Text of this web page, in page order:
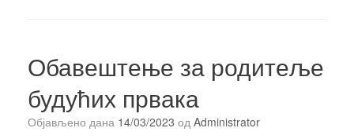
Обавештење за родитеље
будућих првака
Објављено дана 14/03/2023 од Administrator